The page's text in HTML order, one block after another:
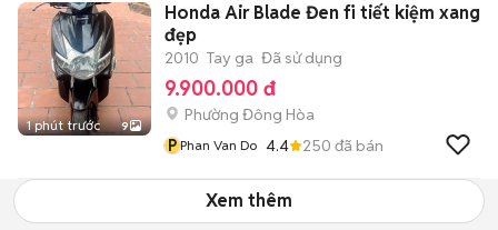
1 phút trước 9
Honda Air Blade Đen fi tiết kiệm xang
đẹp
2010 Tay ga Đã sử dụng
9.900.000 đ
Phường Đông Hòa
P Phan Van Do 4.4 250 đã bán
Xem thêm